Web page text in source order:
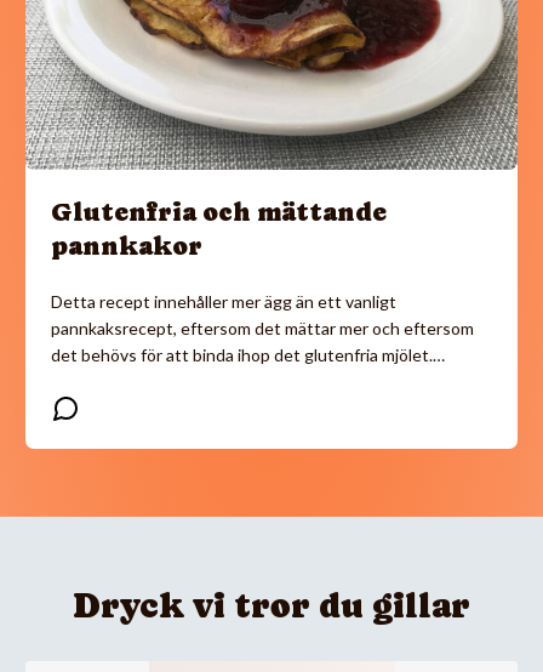
Glutenfria och mättande
pannkakor
Detta recept innehåller mer ägg än ett vanligt
pannkaksrecept, eftersom det mättar mer och eftersom
det behövs för att binda ihop det glutenfria mjölet.…
Dryck vi tror du gillar